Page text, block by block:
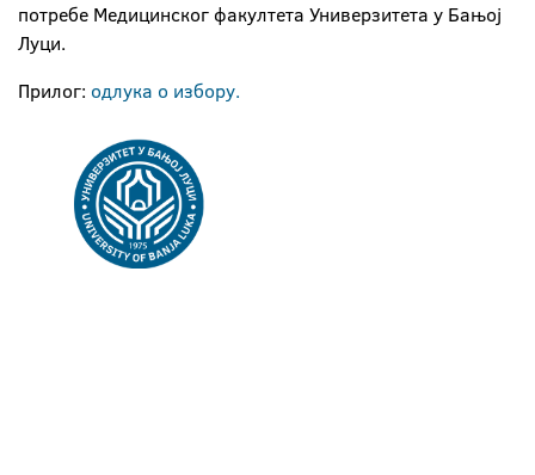
потребе Медицинског факултета Универзитета у Бањој
Луци.
Прилог: одлука о избору.